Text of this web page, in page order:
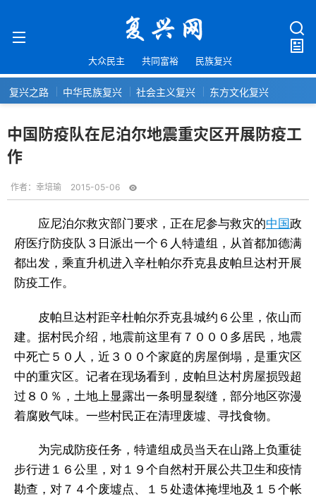
大众民主 共同富裕 民族复兴
复兴之路 中华民族复兴 社会主义复兴 东方文化复兴
中国防疫队在尼泊尔地震重灾区开展防疫工
作
作者： 幸培瑜 2015-05-06
应尼泊尔救灾部门要求，正在尼参与救灾的中国政
府医疗防疫队３日派出一个６人特遣组，从首都加德满
都出发，乘直升机进入辛杜帕尔乔克县皮帕旦达村开展
防疫工作。
皮帕旦达村距辛杜帕尔乔克县城约６公里，依山而
建。据村民介绍，地震前这里有７０００多居民，地震
中死亡５０人，近３００个家庭的房屋倒塌，是重灾区
中的重灾区。记者在现场看到，皮帕旦达村房屋损毁超
过８０％，土地上显露出一条明显裂缝，部分地区弥漫
着腐败气味。一些村民正在清理废墟、寻找食物。
为完成防疫任务，特遣组成员当天在山路上负重徒
步行进１６公里，对１９个自然村开展公共卫生和疫情
勘查，对７４个废墟点、１５处遗体掩埋地及１５个帐